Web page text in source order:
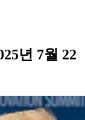
년 7월 22